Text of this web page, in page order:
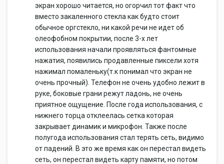
экран хорошо читается, но огорчил тот факт что
вместо закаленного стекла как будто стоит
обычное оргстекло, ни какой речи не идет об
олеофобном покрытии, после 3-х лет
использования начали проявляться фантомные
нажатия, появились продавленные пиксели хотя
нажимал помаленьку(т.к понимал что экран не
очень прочный). Телефон не очень удобно лежит в
руке, боковые грани режут ладонь, не очень
приятное ощущение. После года использования, с
нижнего торца отклеелась сетка которая
закрывает динамик и микрофон. Также после
полугода использования стал терять сеть, видимо
от падений. В это же время как он перестал видеть
сеть, он перестал видеть карту памяти, но потом